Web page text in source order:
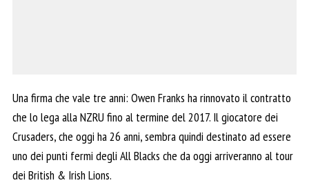
Una firma che vale tre anni: Owen Franks ha rinnovato il contratto
che lo lega alla NZRU fino al termine del 2017. Il giocatore dei
Crusaders, che oggi ha 26 anni, sembra quindi destinato ad essere
uno dei punti fermi degli All Blacks che da oggi arriveranno al tour
dei British & Irish Lions.